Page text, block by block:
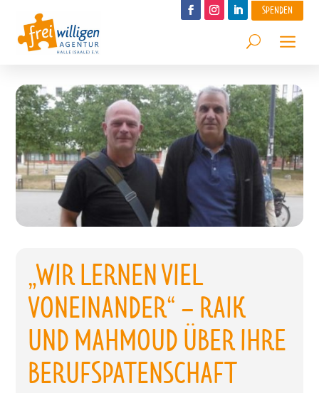
SPENDEN
„WIR LERNEN VIEL
VONEINANDER“ – RAIK
UND MAHMOUD ÜBER IHRE
BERUFSPATENSCHAFT